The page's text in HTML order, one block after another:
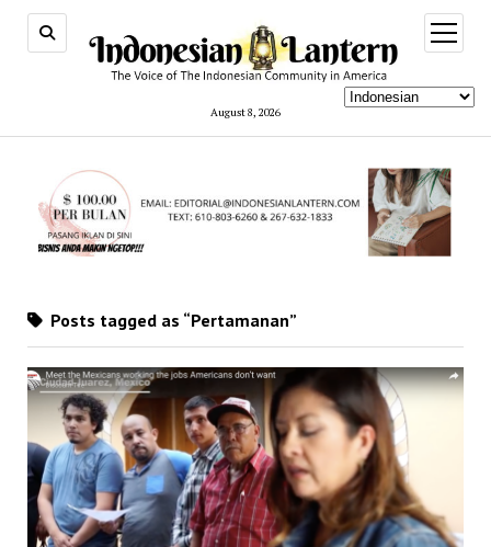
August 8, 2026
open
menu
Posts tagged as “Pertamanan”